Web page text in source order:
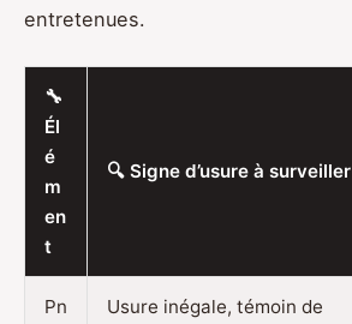
entretenues.
🔧
Él
é
m
en
t
🔍 Signe d’usure à surveiller
Pn
Usure inégale, témoin de